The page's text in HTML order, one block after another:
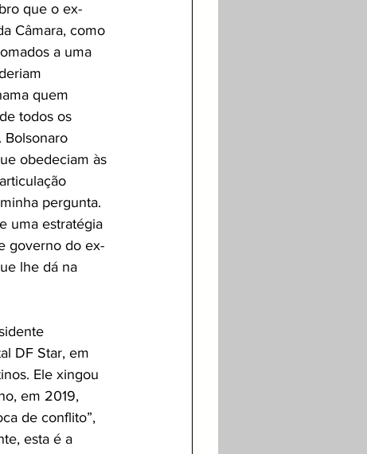
que o ex-
Câmara, como
a uma
quem
todos os
Bolsonaro
obedeciam às
pergunta.
uma estratégia
governo do ex-
lhe dá na
DF Star, em
Ele xingou
em 2019,
de conflito”,
esta é a